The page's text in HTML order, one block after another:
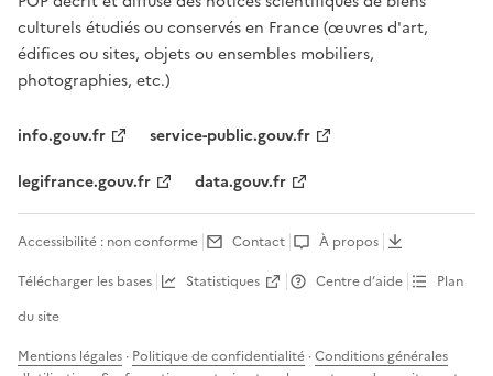
culturels étudiés ou conservés en France (œuvres d'art,
édifices ou sites, objets ou ensembles mobiliers,
photographies, etc.)
info.gouv.fr
service-public.gouv.fr
legifrance.gouv.fr
data.gouv.fr
Accessibilité : non conforme Contact
À propos
Télécharger les bases
Statistiques Centre d’aide
Plan
du site
Mentions légales · Politique de confidentialité ·Conditions générales